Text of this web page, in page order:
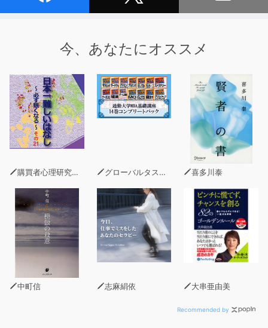
今、あなたにオススメ
購買者心理研究所 株式会社モデンナ 顧問 青木幹和 グローバルタスクフォース(著) 喜多川泰
中町信 志麻絹依 大串亜由美
Recommended by